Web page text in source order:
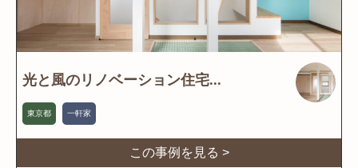
光と風のリノベーション住宅...
東京都 一軒家
この事例を見る >